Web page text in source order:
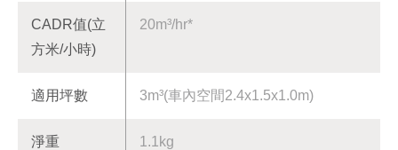
CADR值(立
方米/小時)
20m³/hr*
適用坪數 3m³(車內空間2.4x1.5x1.0m)
淨重 1.1kg